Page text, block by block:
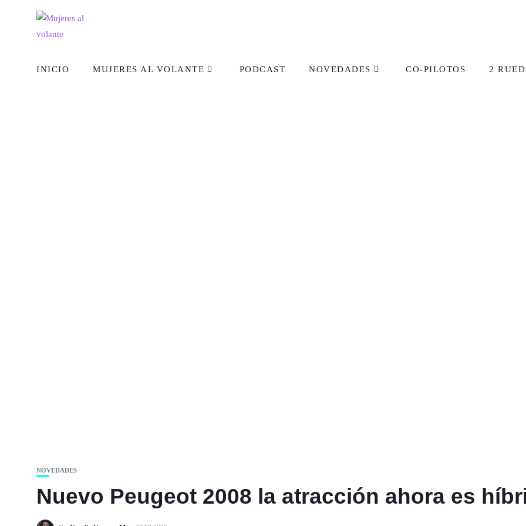
INICIO MUJERES AL VOLANTE PODCAST NOVEDADES CO-PILOTOS 2
NOVEDADES
Nuevo Peugeot 2008 la atracción ahora es